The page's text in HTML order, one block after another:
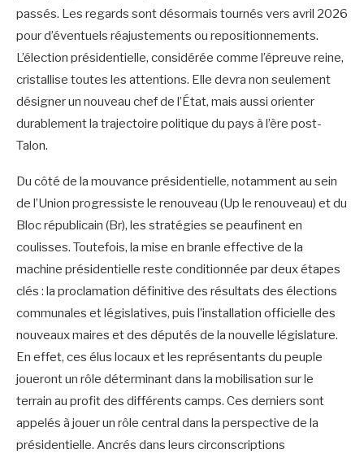
passés. Les regards sont désormais tournés vers avril 2026
pour d’éventuels réajustements ou repositionnements.
L’élection présidentielle, considérée comme l’épreuve reine,
cristallise toutes les attentions. Elle devra non seulement
désigner un nouveau chef de l’État, mais aussi orienter
durablement la trajectoire politique du pays à l’ère post-
Talon.
Du côté de la mouvance présidentielle, notamment au sein
de l’Union progressiste le renouveau (Up le renouveau) et du
Bloc républicain (Br), les stratégies se peaufinent en
coulisses. Toutefois, la mise en branle effective de la
machine présidentielle reste conditionnée par deux étapes
clés : la proclamation définitive des résultats des élections
communales et législatives, puis l’installation officielle des
nouveaux maires et des députés de la nouvelle législature.
En effet, ces élus locaux et les représentants du peuple
joueront un rôle déterminant dans la mobilisation sur le
terrain au profit des différents camps. Ces derniers sont
appelés à jouer un rôle central dans la perspective de la
présidentielle. Ancrés dans leurs circonscriptions